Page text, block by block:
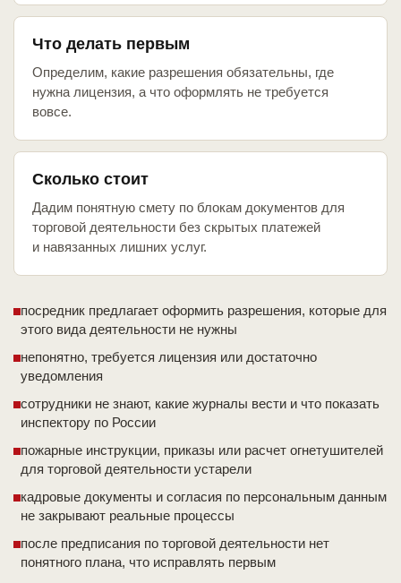
Что делать первым
Определим, какие разрешения обязательны, где
нужна лицензия, а что оформлять не требуется
вовсе.
Сколько стоит
Дадим понятную смету по блокам документов для
торговой деятельности без скрытых платежей
и навязанных лишних услуг.
посредник предлагает оформить разрешения, которые для
этого вида деятельности не нужны
непонятно, требуется лицензия или достаточно
уведомления
сотрудники не знают, какие журналы вести и что показать
инспектору по России
пожарные инструкции, приказы или расчет огнетушителей
для торговой деятельности устарели
кадровые документы и согласия по персональным данным
не закрывают реальные процессы
после предписания по торговой деятельности нет
понятного плана, что исправлять первым